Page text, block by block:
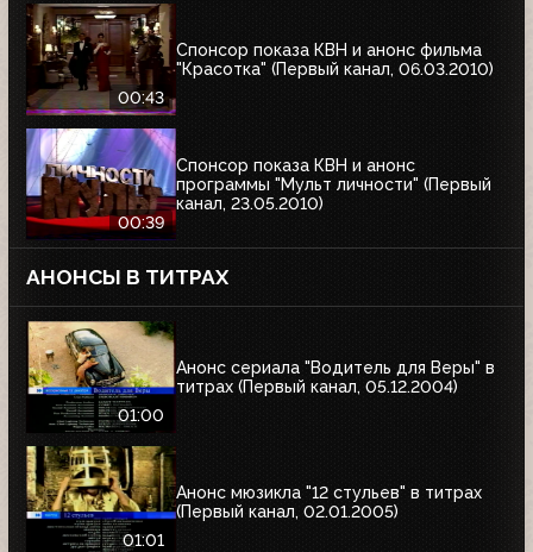
00:43
Спонсор показа КВН и анонс фильма
"Красотка" (Первый канал, 06.03.2010)
00:39
Спонсор показа КВН и анонс
программы "Мульт личности" (Первый
канал, 23.05.2010)
АНОНСЫ В ТИТРАХ
01:00
Анонс сериала "Водитель для Веры" в
титрах (Первый канал, 05.12.2004)
01:01
Анонс мюзикла "12 стульев" в титрах
(Первый канал, 02.01.2005)